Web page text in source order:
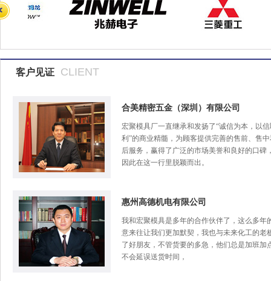
客户见证 CLIENT
合美精密五金（深圳）有限公司
宏聚模具厂一直继承和发扬了“诚信为本，以信
利”的商业精髓，为顾客提供完善的售前、售
后服务，赢得了广泛的市场美誉和良好的口碑
因此在这一行里脱颖而出。
惠州高德机电有限公司
我和宏聚模具是多年的合作伙伴了，这么多年
意来往让我们更加默契，我也与未来化工的老
了好朋友，不管货要的多急，他们总是加班加
不会延误送货时间，